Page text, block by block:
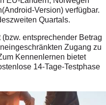
Version) verfügbar.
Quartals.
entsprechender Betrag
Zugang zu
Kennenlernen bietet
14-Tage-Testphase